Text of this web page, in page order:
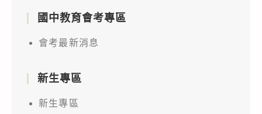
國中教育會考專區
會考最新消息
新生專區
新生專區